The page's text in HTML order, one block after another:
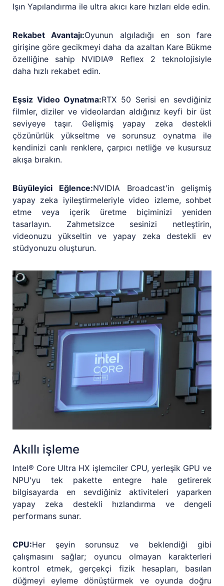
Işın Yapılandırma ile ultra akıcı kare hızları elde edin.
Rekabet Avantajı:Oyunun algıladığı en son fare
girişine göre gecikmeyi daha da azaltan Kare Bükme
özelliğine sahip NVIDIA® Reflex 2 teknolojisiyle
daha hızlı rekabet edin.
Eşsiz Video Oynatma:RTX 50 Serisi en sevdiğiniz
filmler, diziler ve videolardan aldığınız keyfi bir üst
seviyeye taşır. Gelişmiş yapay zeka destekli
çözünürlük yükseltme ve sorunsuz oynatma ile
kendinizi canlı renklere, çarpıcı netliğe ve kusursuz
akışa bırakın.
Büyüleyici Eğlence:NVIDIA Broadcast'in gelişmiş
yapay zeka iyileştirmeleriyle video izleme, sohbet
etme veya içerik üretme biçiminizi yeniden
tasarlayın. Zahmetsizce sesinizi netleştirin,
videonuzu yükseltin ve yapay zeka destekli ev
stüdyonuzu oluşturun.
Akıllı işleme
Intel® Core Ultra HX işlemciler CPU, yerleşik GPU ve
NPU'yu tek pakette entegre hale getirerek
bilgisayarda en sevdiğiniz aktiviteleri yaparken
yapay zeka destekli hızlandırma ve dengeli
performans sunar.
CPU:Her şeyin sorunsuz ve beklendiği gibi
çalışmasını sağlar; oyuncu olmayan karakterleri
kontrol etmek, gerçekçi fizik hesapları, basılan
düğmeyi eyleme dönüştürmek ve oyunda doğru